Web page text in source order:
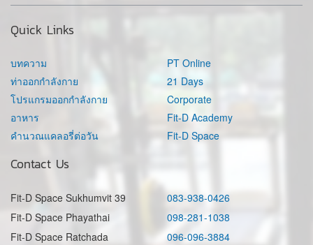
Quick Links
บทความ
ท่าออกกำลังกาย
โปรแกรมออกกำลังกาย
อาหาร
คำนวณแคลอรี่ต่อวัน
PT Online
21 Days
Corporate
Fit-D Academy
Fit-D Space
Contact Us
Fit-D Space Sukhumvit 39
083-938-0426
Fit-D Space Phayathai
098-281-1038
Fit-D Space Ratchada
096-096-3884